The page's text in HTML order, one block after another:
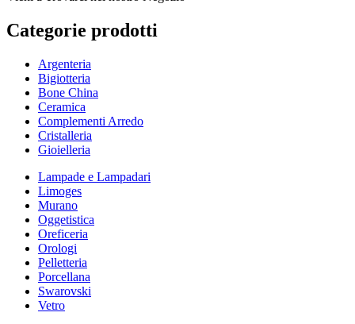
Categorie prodotti
Argenteria
Bigiotteria
Bone China
Ceramica
Complementi Arredo
Cristalleria
Gioielleria
Lampade e Lampadari
Limoges
Murano
Oggetistica
Oreficeria
Orologi
Pelletteria
Porcellana
Swarovski
Vetro